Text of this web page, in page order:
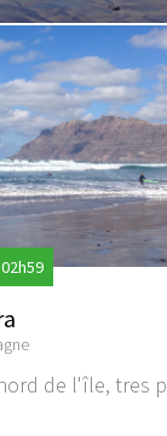
de l'île, tres